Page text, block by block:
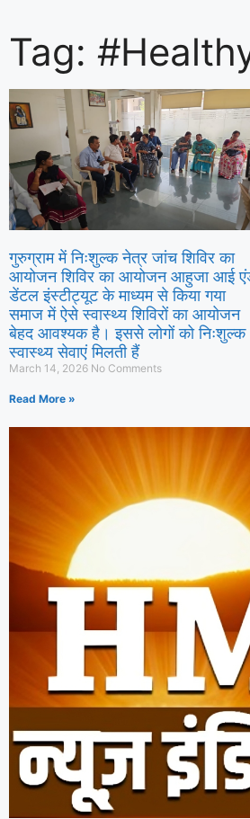
हरियाणा के सभी
माँ के नाम’
राहुल गांधी के
अब कांग्रेस नेता ने
Tag:
गुरुग्राम में निःशुल्क नेत्र जांच शिविर का
आयोजन शिविर का आयोजन आहुजा आई
डेंटल इंस्टीट्यूट के माध्यम से किया गया
समाज में ऐसे स्वास्थ्य शिविरों का आयोजन
बेहद आवश्यक है। इससे लोगों को निःशुल्क
स्वास्थ्य सेवाएं मिलती हैं
March 14, 2026 No Comments
Read More »